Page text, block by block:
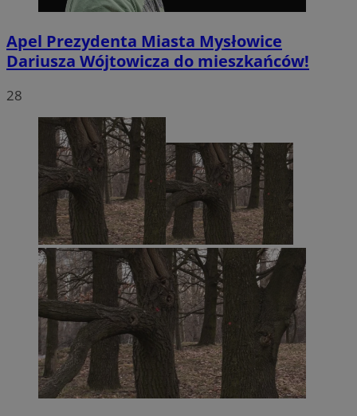
Apel Prezydenta Miasta Mysłowice
Dariusza Wójtowicza do mieszkańców!
28